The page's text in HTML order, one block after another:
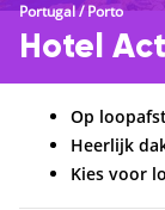
Portugal/Porto
Hotel
Op
Heerlijk
Kies voor